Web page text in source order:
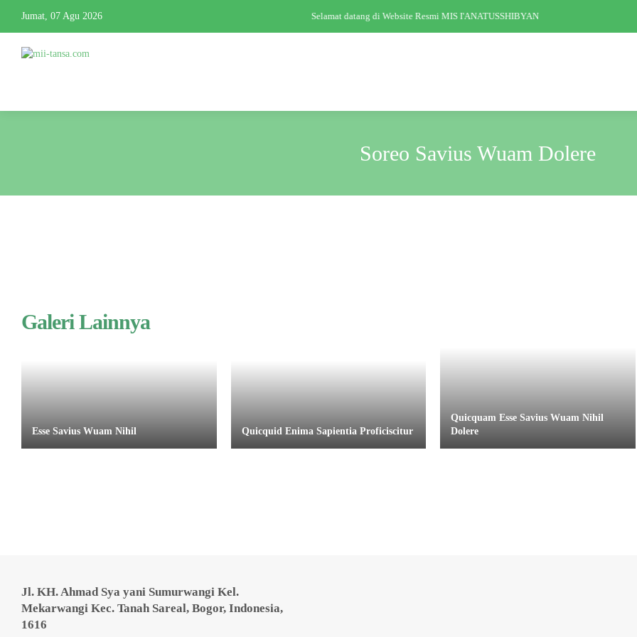
Jumat, 07 Agu 2026 Selamat datang di Website Resmi MIS I'ANATUSSHIBYAN
Soreo Savius Wuam Dolere
Galeri Lainnya
Esse Savius Wuam Nihil Quicquid Enima Sapientia Proficiscitur
Quicquam Esse Savius Wuam Nihil
Dolere
Jl. KH. Ahmad Sya yani Sumurwangi Kel.
Mekarwangi Kec. Tanah Sareal, Bogor, Indonesia,
1616